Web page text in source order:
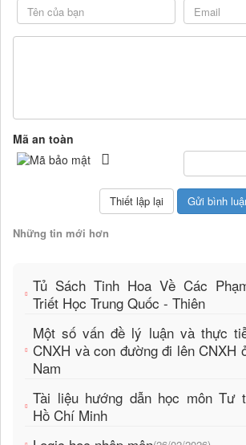
Mã an toàn
Những tin mới hơn
Tủ Sách Tinh Hoa Về Các
Triết Học Trung Quốc - Thiên
Một số vấn đề lý luận và thực
CNXH và con đường đi lên CNXH
Nam
Tài liệu hướng dẫn học môn Tư
Hồ Chí Minh